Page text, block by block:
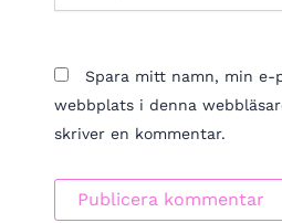
Spara mitt namn, min e-
webbplats i denna
skriver en kommentar.